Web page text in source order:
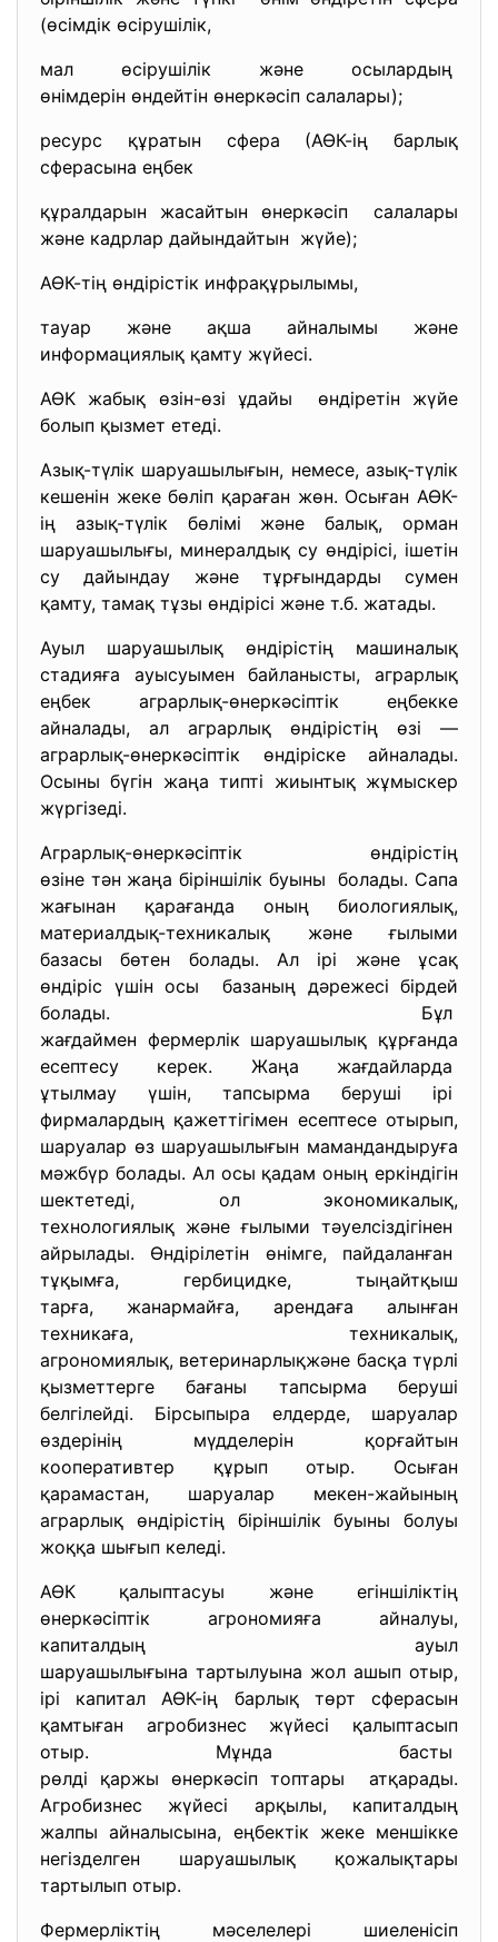
(өсімдік өсірушілік,
мал өсірушілік және осылардың
өнімдерін өндейтін өнеркәсіп салалары);
ресурс құратын сфера (АӨК-ің барлық
сферасына еңбек
құралдарын жасайтын өнеркәсіп салалары
және кадрлар дайындайтын жүйе);
АӨК-тің өндірістік инфрақұрылымы,
тауар және ақша айналымы және
информациялық қамту жүйесі.
АӨК жабық өзін-өзі ұдайы өндіретін жүйе
болып қызмет етеді.
Азық-түлік шаруашылығын, немесе, азық-түлік
кешенін жеке бөліп қараған жөн. Осыған АӨК-
ің азық-түлік бөлімі және балық, орман
шаруашылығы, минералдық су өндірісі, ішетін
су дайындау және тұрғындарды сумен
қамту, тамақ тұзы өндірісі және т.б. жатады.
Ауыл шаруашылық өндірістің машиналық
стадияға ауысуымен байланысты, аграрлық
еңбек аграрлық-өнеркәсіптік еңбекке
айналады, ал аграрлық өндірістің өзі —
аграрлық-өнеркәсіптік өндіріске айналады.
Осыны бүгін жаңа типті жиынтық жұмыскер
жүргізеді.
Аграрлық-өнеркәсіптік өндірістің
өзіне тән жаңа біріншілік буыны болады. Сапа
жағынан қарағанда оның биологиялық,
материалдық-техникалық және ғылыми
базасы бөтен болады. Ал ірі және ұсақ
өндіріс үшін осы базаның дәрежесі бірдей
болады. Бұл
жағдаймен фермерлік шаруашылық құрғанда
есептесу керек. Жаңа жағдайларда
ұтылмау үшін, тапсырма беруші ірі
фирмалардың қажеттігімен есептесе отырып,
шаруалар өз шаруашылығын мамандандыруға
мәжбүр болады. Ал осы қадам оның еркіндігін
шектетеді, ол экономикалық,
технологиялық және ғылыми тәуелсіздігінен
айрылады. Өндірілетін өнімге, пайдаланған
тұқымға, гербицидке, тыңайтқыш
тарға, жанармайға, арендаға алынған
техникаға, техникалық,
агрономиялық, ветеринарлықжәне басқа түрлі
қызметтерге бағаны тапсырма беруші
белгілейді. Бірсыпыра елдерде, шаруалар
өздерінің мүдделерін қорғайтын
кооперативтер құрып отыр. Осыған
қарамастан, шаруалар мекен-жайының
аграрлық өндірістің біріншілік буыны болуы
жоққа шығып келеді.
АӨК қалыптасуы және егіншіліктің
өнеркәсіптік агрономияға айналуы,
капиталдың ауыл
шаруашылығына тартылуына жол ашып отыр,
ірі капитал АӨК-ің барлық төрт сферасын
қамтыған агробизнес жүйесі қалыптасып
отыр. Мұнда басты
рөлді қаржы өнеркәсіп топтары атқарады.
Агробизнес жүйесі арқылы, капиталдың
жалпы айналысына, еңбектік жеке меншікке
негізделген шаруашылық қожалықтары
тартылып отыр.
Фермерліктің мәселелері шиеленісіп